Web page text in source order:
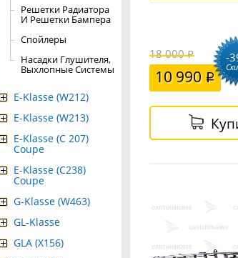
18 000
10 990
-
Решетки Радиатора
И Решетки Бампера
Спойлеры
Насадки Глушителя,
Выхлопные Системы
E-Klasse (W212)
E-Klasse (W213)
E-Klasse (C 207)
Coupe
E-Klasse (C238)
Coupe
G-Klasse (W463)
GL-Klasse
GLA (X156)